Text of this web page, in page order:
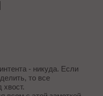
- никуда. Если
то все
хвост.